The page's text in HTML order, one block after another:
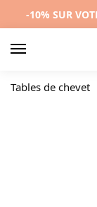
-10% SUR
Tables de chevet